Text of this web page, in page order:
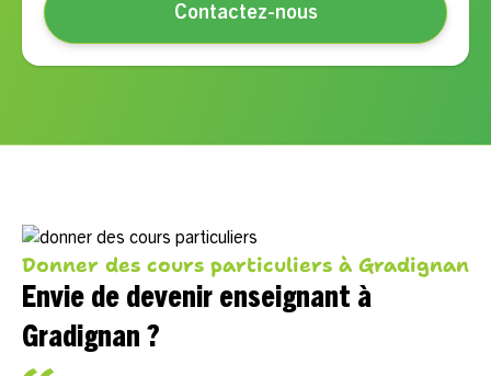
Contactez-nous
Donner des cours particuliers à Gradignan
Envie de devenir enseignant à
Gradignan ?